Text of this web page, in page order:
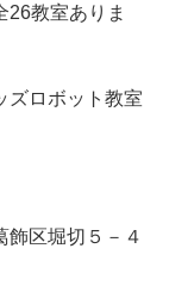
26教室ありま
ズロボット教室
区堀切５－４